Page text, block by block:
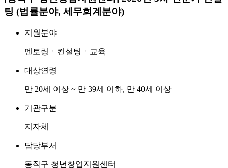
팅 (법률분야, 세무회계분야)
지원분야
멘토링ㆍ컨설팅ㆍ교육
대상연령
만 20세 이상 ~ 만 39세 이하, 만 40세 이상
기관구분
지자체
담당부서
동작구 청년창업지원센터